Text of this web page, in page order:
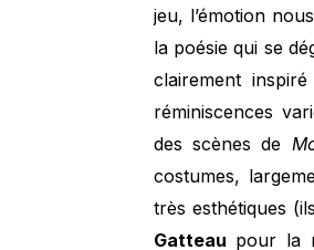
jeu, l’émotion
la poésie qui se
clairement
réminiscences
des scènes de
costumes,
très esthétiques
Gatteau pour la